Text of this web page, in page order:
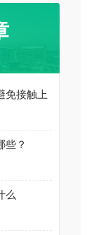
免接触上
些？
么